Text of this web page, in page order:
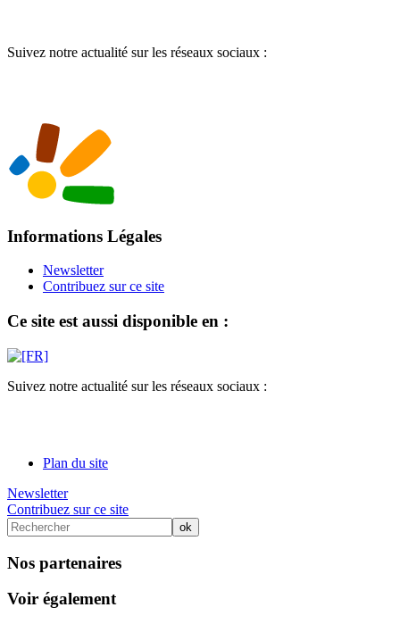
Suivez notre actualité sur les réseaux sociaux :
Informations Légales
Newsletter
Contribuez sur ce site
Ce site est aussi disponible en :
Suivez notre actualité sur les réseaux sociaux :
Plan du site
Newsletter
Contribuez sur ce site
Nos partenaires
Voir également